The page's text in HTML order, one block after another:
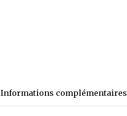
Informations complémentaires